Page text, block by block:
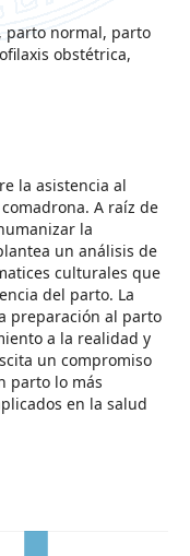
parto normal, parto
obstétrica,
la asistencia al
A raíz de
la
un análisis de
culturales que
del parto. La
preparación al parto
a la realidad y
un compromiso
parto lo más
en la salud